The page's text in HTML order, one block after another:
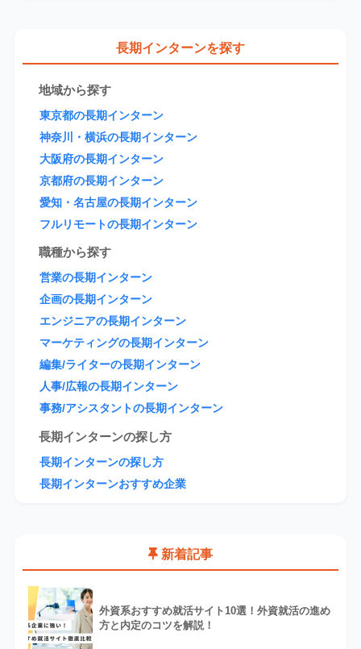
長期インターンを探す
地域から探す
東京都の長期インターン
神奈川・横浜の長期インターン
大阪府の長期インターン
京都府の長期インターン
愛知・名古屋の長期インターン
フルリモートの長期インターン
職種から探す
営業の長期インターン
企画の長期インターン
エンジニアの長期インターン
マーケティングの長期インターン
編集/ライターの長期インターン
人事/広報の長期インターン
事務/アシスタントの長期インターン
長期インターンの探し方
長期インターンの探し方
長期インターンおすすめ企業
新着記事
外資系おすすめ就活サイト10選！外資就活の進め
方と内定のコツを解説！